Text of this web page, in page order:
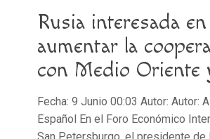
Rusia interesada en
aumentar la
con Medio Oriente
Fecha: 9 Junio 00:03 Autor: Autor:
Español En el Foro Económico
San Petersburgo, el presidente de